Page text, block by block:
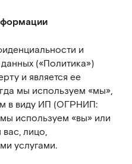
и
(«Политика»)
и является ее
мы используем «мы»,
в виду ИП (ОГРНИП:
используем «вы» или
лицо,
услугами.